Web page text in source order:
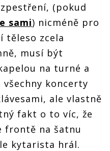
(pokud
sami) nicméně pro
těleso zcela
musí být
na turné a
koncerty
ale vlastně
fakt o to víc, že
frontě na šatnu
kytarista hrál.